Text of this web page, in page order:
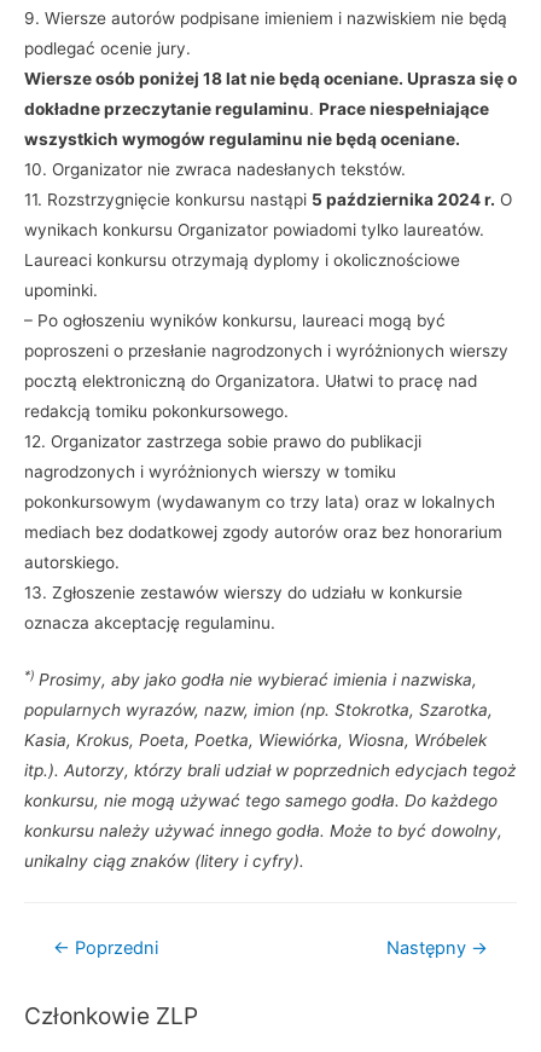
9. Wiersze autorów podpisane imieniem i nazwiskiem nie będą
podlegać ocenie jury.
Wiersze osób poniżej 18 lat nie będą oceniane. Uprasza się o
dokładne przeczytanie regulaminu. Prace niespełniające
wszystkich wymogów regulaminu nie będą oceniane.
10. Organizator nie zwraca nadesłanych tekstów.
11. Rozstrzygnięcie konkursu nastąpi 5 października 2024 r. O
wynikach konkursu Organizator powiadomi tylko laureatów.
Laureaci konkursu otrzymają dyplomy i okolicznościowe
upominki.
– Po ogłoszeniu wyników konkursu, laureaci mogą być
poproszeni o przesłanie nagrodzonych i wyróżnionych wierszy
pocztą elektroniczną do Organizatora. Ułatwi to pracę nad
redakcją tomiku pokonkursowego.
12. Organizator zastrzega sobie prawo do publikacji
nagrodzonych i wyróżnionych wierszy w tomiku
pokonkursowym (wydawanym co trzy lata) oraz w lokalnych
mediach bez dodatkowej zgody autorów oraz bez honorarium
autorskiego.
13. Zgłoszenie zestawów wierszy do udziału w konkursie
oznacza akceptację regulaminu.
*) Prosimy, aby jako godła nie wybierać imienia i nazwiska,
popularnych wyrazów, nazw, imion (np. Stokrotka, Szarotka,
Kasia, Krokus, Poeta, Poetka, Wiewiórka, Wiosna, Wróbelek
itp.). Autorzy, którzy brali udział w poprzednich edycjach tegoż
konkursu, nie mogą używać tego samego godła. Do każdego
konkursu należy używać innego godła. Może to być dowolny,
unikalny ciąg znaków (litery i cyfry).
Nawigacja
← Poprzedni Następny →
Członkowie ZLP